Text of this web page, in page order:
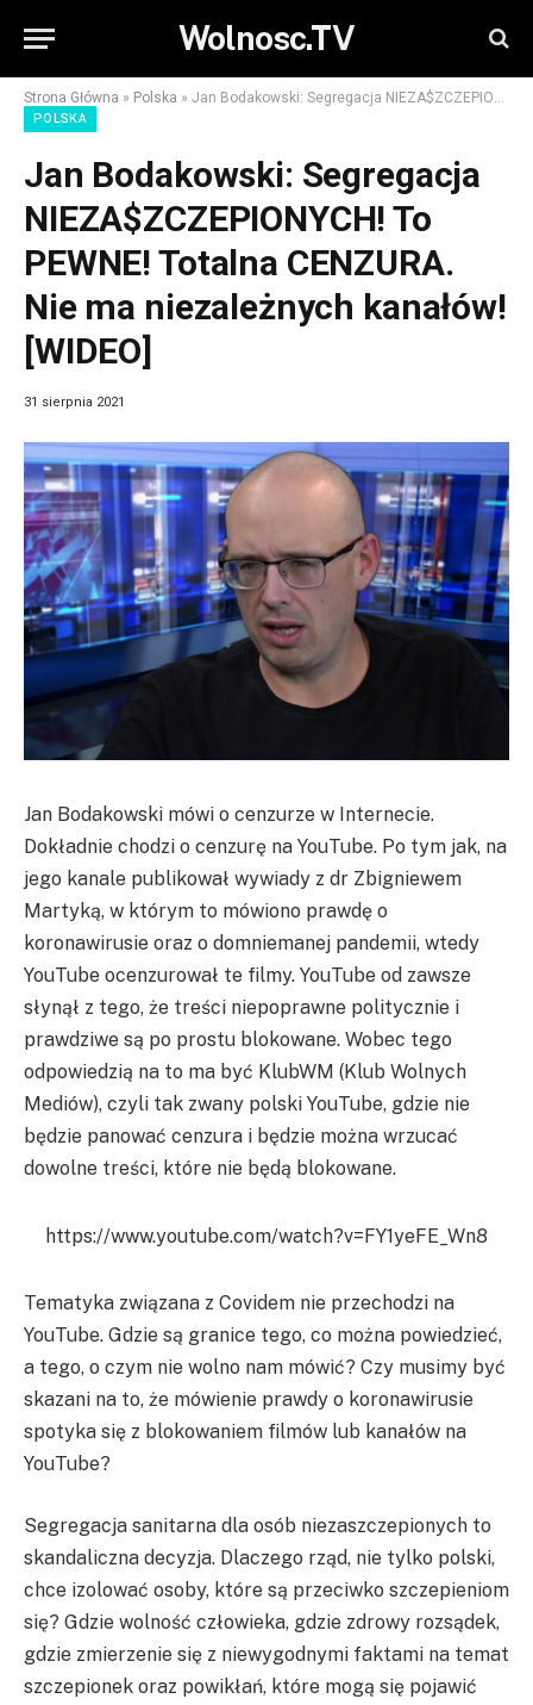
Wolnosc.TV
Strona Główna » Polska » Jan Bodakowski: Segregacja NIEZA$ZCZEPIONYCH! To PEWNE! Totalna CENZURA. Nie ma niezależnych kanałów! [WIDEO]
POLSKA
Jan Bodakowski: Segregacja
NIEZA$ZCZEPIONYCH! To
PEWNE! Totalna CENZURA.
Nie ma niezależnych kanałów!
[WIDEO]
31 sierpnia 2021
Jan Bodakowski mówi o cenzurze w Internecie.
Dokładnie chodzi o cenzurę na YouTube. Po tym jak, na
jego kanale publikował wywiady z dr Zbigniewem
Martyką, w którym to mówiono prawdę o
koronawirusie oraz o domniemanej pandemii, wtedy
YouTube ocenzurował te filmy. YouTube od zawsze
słynął z tego, że treści niepoprawne politycznie i
prawdziwe są po prostu blokowane. Wobec tego
odpowiedzią na to ma być KlubWM (Klub Wolnych
Mediów), czyli tak zwany polski YouTube, gdzie nie
będzie panować cenzura i będzie można wrzucać
dowolne treści, które nie będą blokowane.
https://www.youtube.com/watch?v=FY1yeFE_Wn8
Tematyka związana z Covidem nie przechodzi na
YouTube. Gdzie są granice tego, co można powiedzieć,
a tego, o czym nie wolno nam mówić? Czy musimy być
skazani na to, że mówienie prawdy o koronawirusie
spotyka się z blokowaniem filmów lub kanałów na
YouTube?
Segregacja sanitarna dla osób niezaszczepionych to
skandaliczna decyzja. Dlaczego rząd, nie tylko polski,
chce izolować osoby, które są przeciwko szczepieniom
się? Gdzie wolność człowieka, gdzie zdrowy rozsądek,
gdzie zmierzenie się z niewygodnymi faktami na temat
szczepionek oraz powikłań, które mogą się pojawić